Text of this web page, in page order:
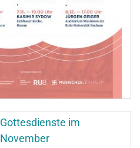
Gottesdienste im
November